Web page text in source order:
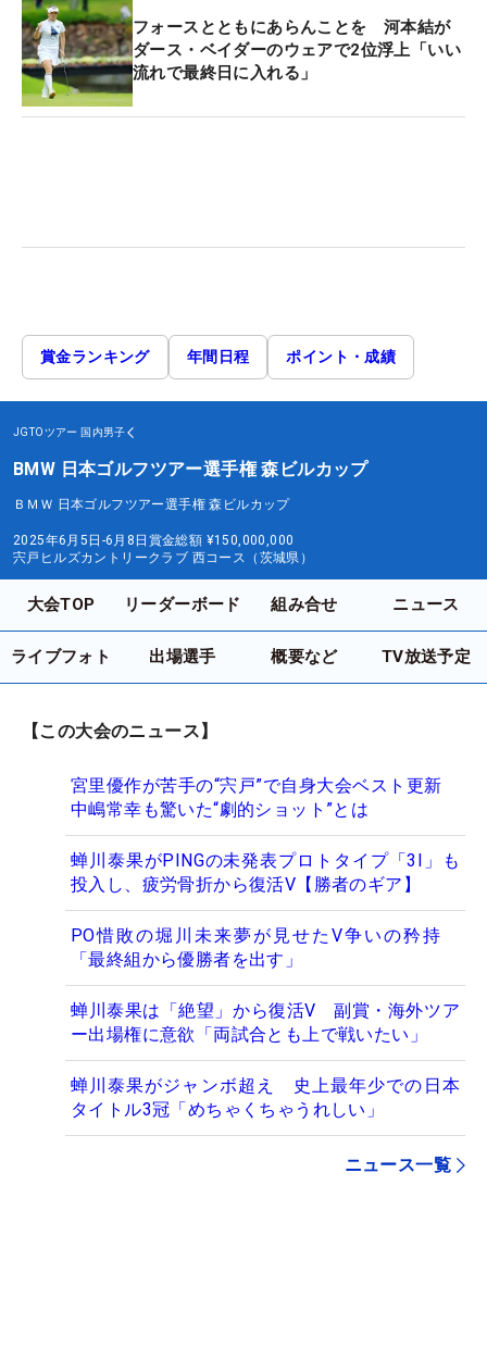
フォースとともにあらんことを 河本結が
ダース・ベイダーのウェアで2位浮上「いい
流れで最終日に入れる」
賞金ランキング 年間日程 ポイント・成績
JGTOツアー 国内男子
BMW 日本ゴルフツアー選手権 森ビルカップ
ＢＭＷ 日本ゴルフツアー選手権 森ビルカップ
2025年6月5日-6月8日 賞金総額 ¥150,000,000
宍戸ヒルズカントリークラブ 西コース（茨城県）
大会TOP リーダーボード 組み合せ ニュース
ライブフォト 出場選手 概要など TV放送予定
【この大会のニュース】
宮里優作が苦手の“宍戸”で自身大会ベスト更新
中嶋常幸も驚いた“劇的ショット”とは
蝉川泰果がPINGの未発表プロトタイプ「3I」も
投入し、疲労骨折から復活V【勝者のギア】
PO惜敗の堀川未来夢が見せたV争いの矜持
「最終組から優勝者を出す」
蝉川泰果は「絶望」から復活V 副賞・海外ツア
ー出場権に意欲「両試合とも上で戦いたい」
蝉川泰果がジャンボ超え 史上最年少での日本
タイトル3冠「めちゃくちゃうれしい」
ニュース一覧